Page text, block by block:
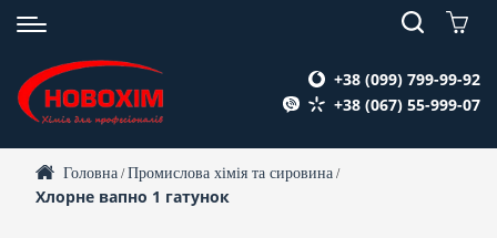
+38 (099) 799-99-92
+38 (067) 55-999-07
Головна /Промислова хімія та сировина /
Хлорне вапно 1 гатунок